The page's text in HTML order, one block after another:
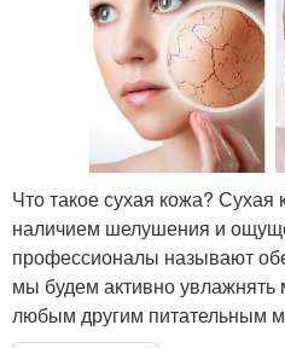
Что такое сухая кожа?
наличием шелушения и
профессионалы называют
мы будем активно
любым другим питательным